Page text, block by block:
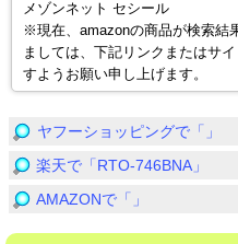
メゾンネット セシール
※現在、amazonの商品が検索結
ましては、下記リンクまたはサ
すようお願い申し上げます。
ヤフーショッピングで「」
楽天で「RTO-746BNA」
AMAZONで「」